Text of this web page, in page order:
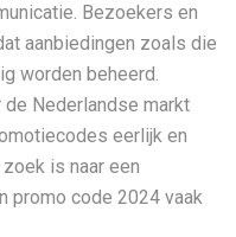
Bezoekers en
aanbiedingen zoals die
worden beheerd.
Nederlandse markt
eerlijk en
is naar een
promo code 2024 vaak